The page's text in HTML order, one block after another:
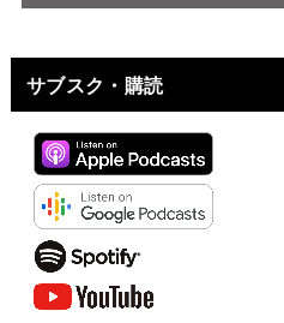
サブスク・購読